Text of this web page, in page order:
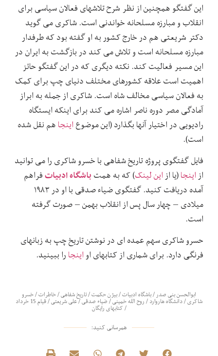
این گفتگو همچنین از نظر شرح تلاشهای فعالان سیاسی برای
انقلاب و مبارزه مسلحانه خواندنی است. شاکری می گوید
دکتر شریعتی هم در خارج کشور به او گفته بود که طرفدار
مبارزه مسلحانه است و تلاش می کند در بازگشت به ایران در
این مسیر فعالیت کند. نکته دیگری که در این گفتگو حائز
اهمیت است علاقه کشورهای مختلف دنیای چپ برای کمک
به فعالان سیاسی مخالف شاه است. شاکری از جمله به ابراز
آمادگی مصر دوره ناصر اشاره می کند برای اینکه ایستگاه
رادیویی در اختیار آنها بگذارد (این موضوع اینجا هم نقل شده
است).
فایل گفتگوی پروژه تاریخ شفاهی با خسرو شاکری را می توانید
از اینجا(یا از این لینک) که به همت باشگاه ادبیاتفراهم
آمده دریافت کنید. گفتگوی ضیاء صدقی با او در ۱۹۸۳
میلادی – چهار سال پس از انقلاب بهمن – صورت گرفته
است.
حسرو شاکری سهم عمده ای در نوشتن تاریخ چپ به زبانهای
فرنگی دارد. برای شماری از کتابهای او اینجا را ببینید.
ابوالحسن بنی صدر/باشگاه ادبیات/بیژن حکمت/تاریخ شفاهی/خاطرات/خسرو
شاکری/دانشگاه هاروارد/روح الله خمینی/ضیاء صدقی/علی شریعتی/قیام 15 خرداد
/کتابهای رایگان
همرسانی کنید: